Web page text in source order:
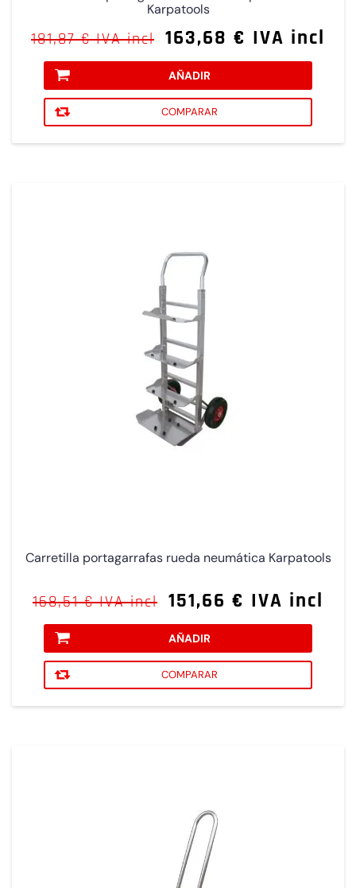
Karpatools
181,87 € IVA incl 163,68 € IVA incl
AÑADIR
COMPARAR
Carretilla portagarrafas rueda neumática Karpatools
168,51 € IVA incl 151,66 € IVA incl
AÑADIR
COMPARAR